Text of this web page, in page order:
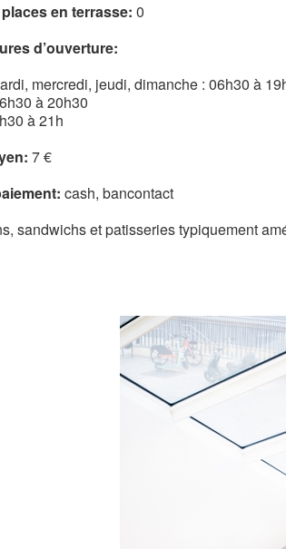
en terrasse:0
d’ouverture:
mercredi, jeudi, dimanche : 06h30 à
à 20h30
à 21h
7 €
cash bancontact
sandwichs et patisseries typiquement